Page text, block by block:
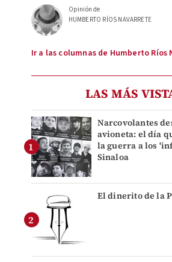
Opinión de
HUMBERTO RÍOS NAVARRETE
Ir a las columnas de Humberto Ríos
LAS MÁS
Narcovolantes
avioneta: el día
la guerra a los
Sinaloa
El dinerito de la